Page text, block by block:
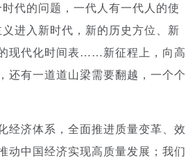
的问题，一代人有一代人的使
进入新时代，新的历史方位、新
现代化时间表……新征程上，向高
还有一道道山梁需要翻越，一个个
济体系，全面推进质量变革、效
动中国经济实现高质量发展；我们